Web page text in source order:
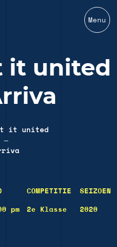
Menu
it united
it united
—
COMPETITIE SEIZOEN
pm 2e Klasse 2020